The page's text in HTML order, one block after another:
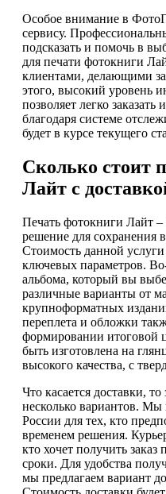
Особое внимание в
сервису.
подсказать и помочь в
для печати фотокниги
клиентами, делающими
этого, высокий уровень
позволяет легко
благодаря системе
будет в курсе текущего
Сколько стоит
Лайт с
Печать фотокниги Лайт –
решение для сохранения
Стоимость данной услуги
ключевых параметров.
альбома, который вы
различные варианты от
крупноформатных
переплета и обложки
формировании итоговой
быть изготовлена на
высокого качества, с
Что касается доставки,
несколько вариантов. Мы
России для тех, кто
временем решения.
кто хочет получить
сроки. Для удобства
мы предлагаем вариант